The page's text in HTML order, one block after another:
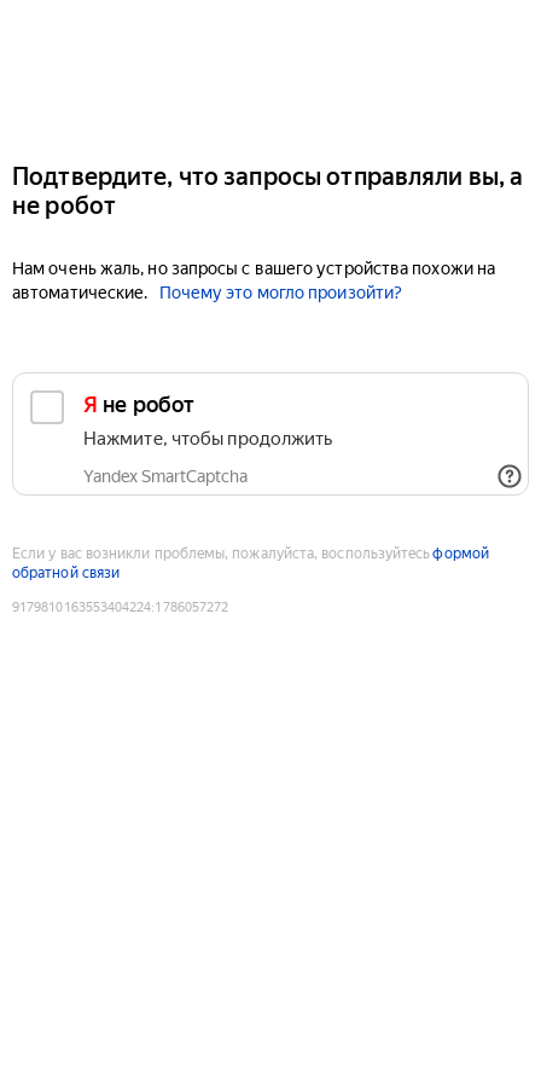
Подтвердите, что запросы отправляли вы, а
не робот
Нам очень жаль, но запросы с вашего устройства похожи на
автоматические.
Почему это могло произойти?
Я не робот
Нажмите, чтобы продолжить
Yandex SmartCaptcha
Если у вас возникли проблемы, пожалуйста, воспользуйтесьформой
обратной связи
9179810163553404224:1786057272